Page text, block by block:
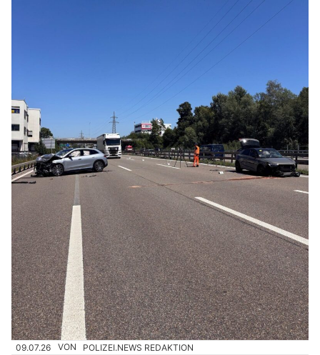
09.07.26 VON POLIZEI.NEWS REDAKTION